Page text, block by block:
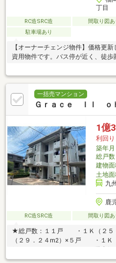
丁目
RC造SRC造 間取り図あ
駐車場あり
【オーナーチェンジ物件】価格更
資用物件です。バス停が近く、徒歩
一括売マンション
Ｇｒａｃｅ ＩＩ ｏ
1億
利回り
築年月
総戸数
建物
土地
九
鹿
RC造SRC造 間取り図あ
★総戸数：１１戸 ・１Ｋ（２
（２９．２４m2）×５戸 ・１Ｋ
車場５台★オーナールーム退去渡